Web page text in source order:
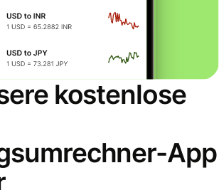
kostenlose
App